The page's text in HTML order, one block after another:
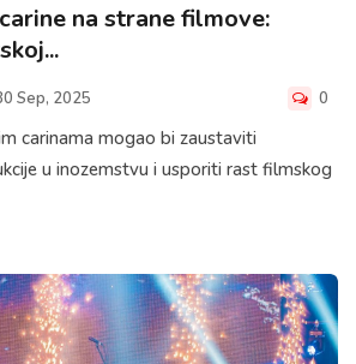
na strane filmove:
Sep, 2025 0
carinama mogao bi zaustaviti
u inozemstvu i usporiti rast filmskog